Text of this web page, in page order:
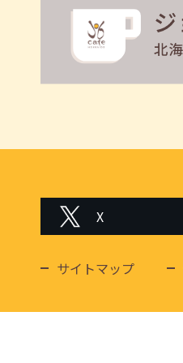
X
サイトマップ